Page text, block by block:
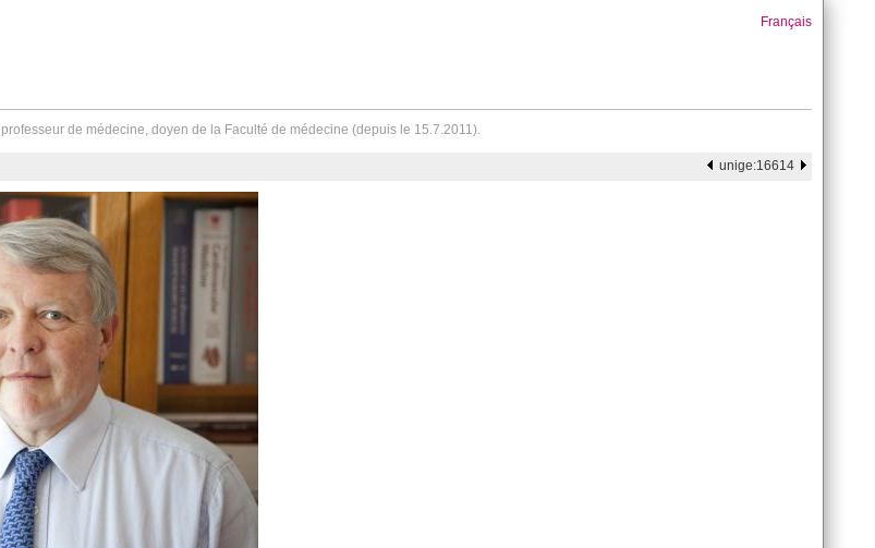
Français
de médecine, doyen de la Faculté de médecine (depuis le 15.7.2011).
unige:16614